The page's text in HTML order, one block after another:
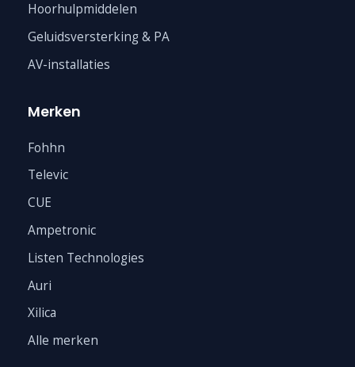
Hoorhulpmiddelen
Geluidsversterking & PA
AV-installaties
Merken
Fohhn
Televic
CUE
Ampetronic
Listen Technologies
Auri
Xilica
Alle merken